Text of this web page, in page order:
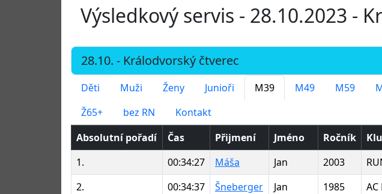
Výsledkový servis - 28.10.2023 -
Děti Muži Ženy Junioři M39 M49 M59
Ž65+
bez RN
Kontakt
Absolutní pořadí
Čas Přijmení Jméno Ročník
1.
00:34:27 Máša Jan 2003
2.
00:34:37 Šneberger Jan 1985